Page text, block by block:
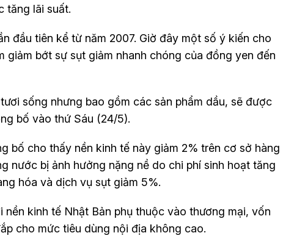
tăng lãi suất.
đầu tiên kể từ năm 2007. Giờ đây một số ý kiến cho
giảm bớt sự sụt giảm nhanh chóng của đồng yen đến
sống nhưng bao gồm các sản phẩm dầu, sẽ được
bố vào thứ Sáu (24/5).
bố cho thấy nền kinh tế này giảm 2% trên cơ sở hàng
nước bị ảnh hưởng nặng nề do chi phí sinh hoạt tăng
hóa và dịch vụ sụt giảm 5%.
kinh tế Nhật Bản phụ thuộc vào thương mại, vốn
cho mức tiêu dùng nội địa không cao.